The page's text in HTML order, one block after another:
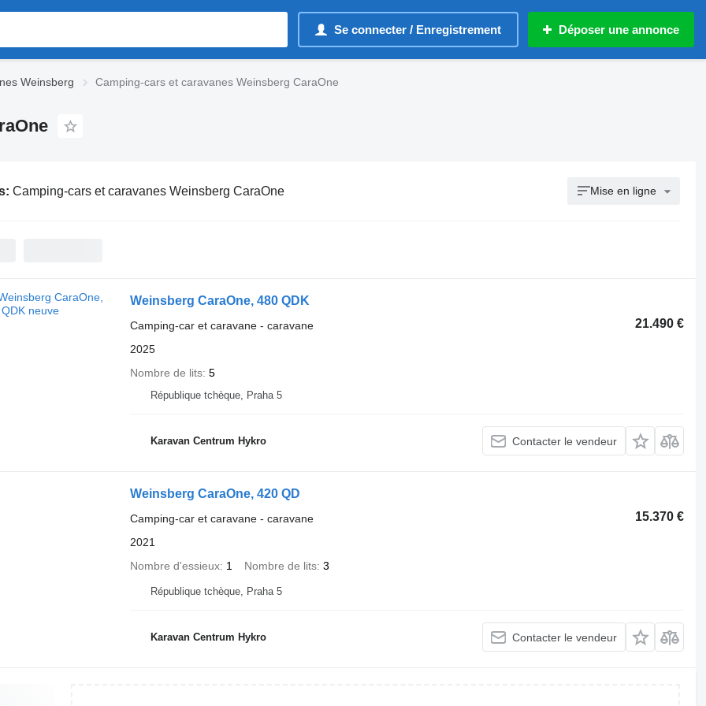
Se connecter / Enregistrement Déposer une annonce
Weinsberg Camping-cars et caravanes Weinsberg CaraOne
Camping-cars et caravanes Weinsberg CaraOne Mise en ligne
Weinsberg CaraOne, 480 QDK
21.490 €
Camping-car et caravane - caravane
2025
Nombre de lits 5
République tchèque, Praha 5
Karavan Centrum Hykro Contacter le vendeur
Weinsberg CaraOne, 420 QD
15.370 €
Camping-car et caravane - caravane
2021
Nombre d'essieux 1 Nombre de lits 3
République tchèque, Praha 5
Karavan Centrum Hykro Contacter le vendeur